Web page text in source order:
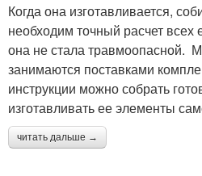
Когда она изготавливается,
необходим точный расчет всех
она не стала травмоопасной.
занимаются поставками
инструкции можно собрать
изготавливать ее элементы
читать дальше →